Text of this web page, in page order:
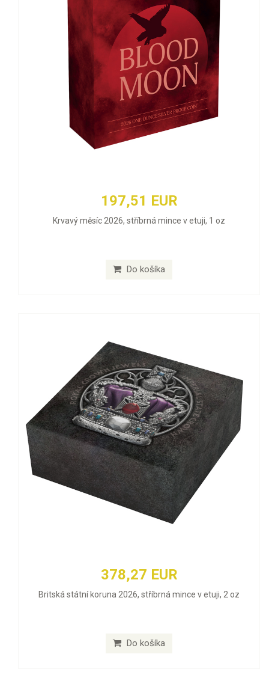
197,51 EUR
Krvavý měsíc 2026, stříbrná mince v etuji, 1 oz
Do košíka
378,27 EUR
Britská státní koruna 2026, stříbrná mince v etuji, 2 oz
Do košíka